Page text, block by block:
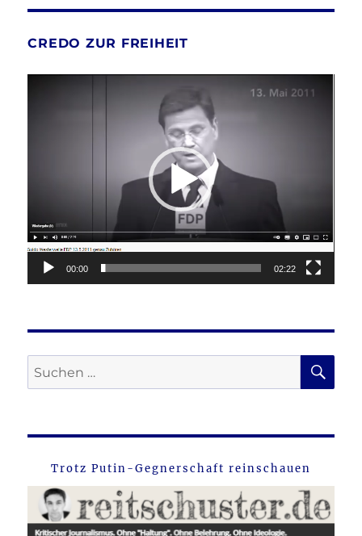
CREDO ZUR FREIHEIT
00:00 02:22
Suche
nach:
Trotz Putin-Gegnerschaft reinschauen